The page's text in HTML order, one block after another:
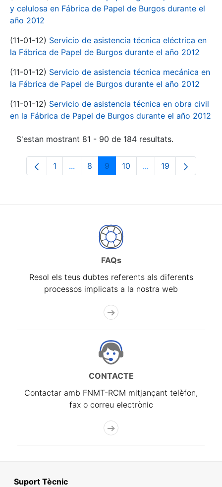
y celulosa en Fábrica de Papel de Burgos durante el
año 2012
(11-01-12) Servicio de asistencia técnica eléctrica en
la Fábrica de Papel de Burgos durante el año 2012
(11-01-12) Servicio de asistencia técnica mecánica en
la Fábrica de Papel de Burgos durante el año 2012
(11-01-12) Servicio de asistencia técnica en obra civil
en la Fábrica de Papel de Burgos durante el año 2012
S'estan mostrant 81 - 90 de 184 resultats.
Pàgina
1 ...Pàgines intermèdies Utilitzeu TAB per
Pàgina
8 Pàgina
9 Pàgina
10 ...PàginesPàgina
19
FAQs
Resol els teus dubtes referents als diferents
processos implicats a la nostra web
CONTACTE
Contactar amb FNMT-RCM mitjançant telèfon,
fax o correu electrònic
Suport Tècnic